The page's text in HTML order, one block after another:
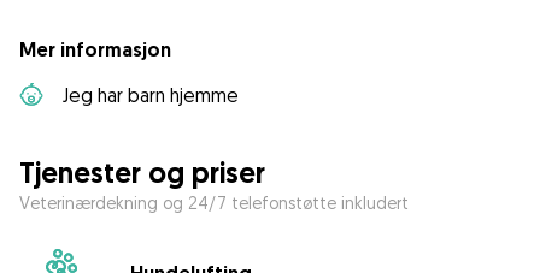
Mer informasjon
Jeg har barn hjemme
Tjenester og priser
Veterinærdekning og 24/7 telefonstøtte inkludert